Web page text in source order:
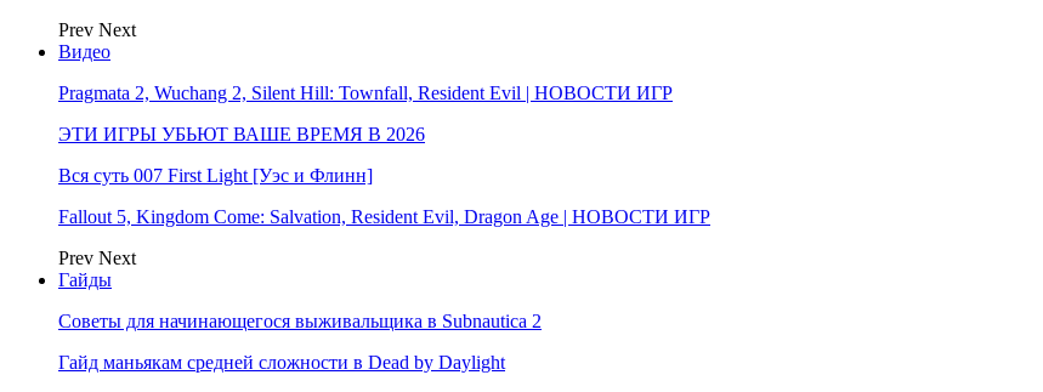
Prev Next
Видео
Pragmata 2, Wuchang 2, Silent Hill: Townfall, Resident Evil | НОВОСТИ ИГР
ЭТИ ИГРЫ УБЬЮТ ВАШЕ ВРЕМЯ В 2026
Вся суть 007 First Light [Уэс и Флинн]
Fallout 5, Kingdom Come: Salvation, Resident Evil, Dragon Age | НОВОСТИ ИГР
Prev Next
Гайды
Советы для начинающегося выживальщика в Subnautica 2
Гайд маньякам средней сложности в Dead by Daylight